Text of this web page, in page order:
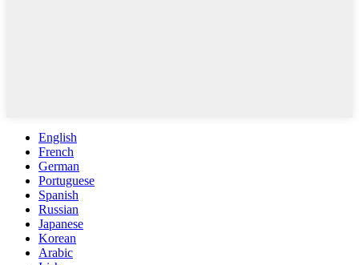
English
French
German
Portuguese
Spanish
Russian
Japanese
Korean
Arabic